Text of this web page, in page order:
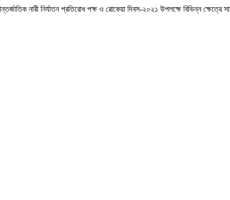
নারী নির্যাতন প্রতিরোধ পক্ষ ও রোকেয়া দিবস-২০২১ উপলক্ষে বিভিন্ন ক্ষেত্রে